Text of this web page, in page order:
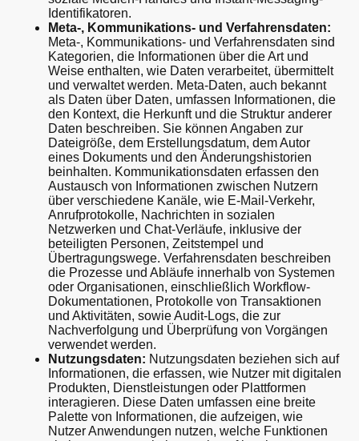
Identifikatoren.
Meta-, Kommunikations- und Verfahrensdaten:
Meta-, Kommunikations- und Verfahrensdaten sind
Kategorien, die Informationen über die Art und
Weise enthalten, wie Daten verarbeitet, übermittelt
und verwaltet werden. Meta-Daten, auch bekannt
als Daten über Daten, umfassen Informationen, die
den Kontext, die Herkunft und die Struktur anderer
Daten beschreiben. Sie können Angaben zur
Dateigröße, dem Erstellungsdatum, dem Autor
eines Dokuments und den Änderungshistorien
beinhalten. Kommunikationsdaten erfassen den
Austausch von Informationen zwischen Nutzern
über verschiedene Kanäle, wie E-Mail-Verkehr,
Anrufprotokolle, Nachrichten in sozialen
Netzwerken und Chat-Verläufe, inklusive der
beteiligten Personen, Zeitstempel und
Übertragungswege. Verfahrensdaten beschreiben
die Prozesse und Abläufe innerhalb von Systemen
oder Organisationen, einschließlich Workflow-
Dokumentationen, Protokolle von Transaktionen
und Aktivitäten, sowie Audit-Logs, die zur
Nachverfolgung und Überprüfung von Vorgängen
verwendet werden.
Nutzungsdaten: Nutzungsdaten beziehen sich auf
Informationen, die erfassen, wie Nutzer mit digitalen
Produkten, Dienstleistungen oder Plattformen
interagieren. Diese Daten umfassen eine breite
Palette von Informationen, die aufzeigen, wie
Nutzer Anwendungen nutzen, welche Funktionen